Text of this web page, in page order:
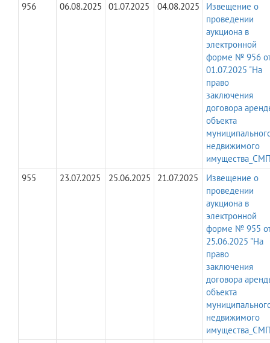
956
06.08.2025 01.07.2025 04.08.2025
Извещение о
проведении
аукциона в
электронной
форме № 956
01.07.2025 "На
право
заключения
договора
объекта
недвижимого
955
23.07.2025 25.06.2025 21.07.2025
Извещение о
проведении
аукциона в
электронной
форме № 955
25.06.2025 "На
право
заключения
договора
объекта
недвижимого